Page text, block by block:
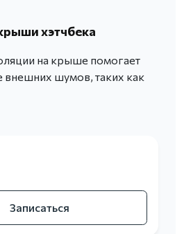
хэтчбека
на крыше помогает
внешних шумов, таких как
Записаться